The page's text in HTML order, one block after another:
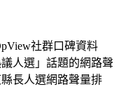
社群口碑資料
人選」話題的網路聲
長人選網路聲量排